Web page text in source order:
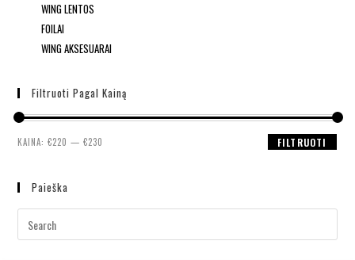
WING LENTOS
FOILAI
WING AKSESUARAI
Filtruoti Pagal Kainą
FILTRUOTI
KAINA:€220 —€230
Paieška